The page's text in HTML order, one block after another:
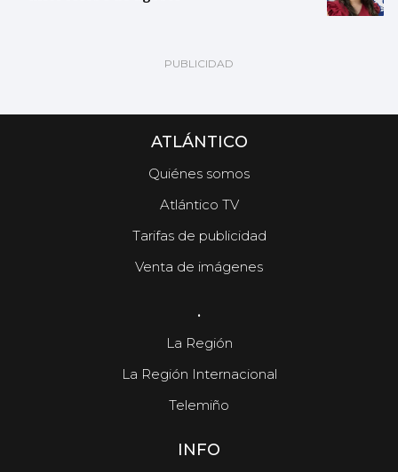
ATLÁNTICO
Quiénes somos
Atlántico TV
Tarifas de publicidad
Venta de imágenes
.
La Región
La Región Internacional
Telemiño
INFO